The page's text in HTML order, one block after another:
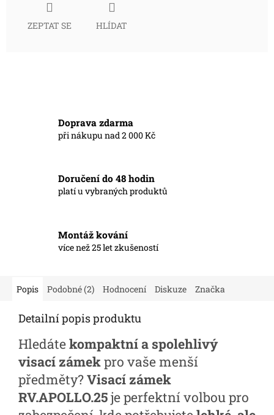
ZEPTAT SE HLÍDAT
Doprava zdarma
při nákupu nad 2 000 Kč
Doručení do 48 hodin
platí u vybraných produktů
Montáž kování
více než 25 let zkušeností
Popis Podobné (2) Hodnocení Diskuze Značka
Detailní popis produktu
Hledátekompaktní a spolehlivý
visací zámekpro vaše menší
předměty?Visací zámek
RV.APOLLO.25je perfektní volbou pro